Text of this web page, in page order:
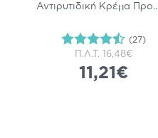
Αντιρυτιδική Κρέμα Προ...
(27)
Π.Λ.Τ. 16,48€
11,21€